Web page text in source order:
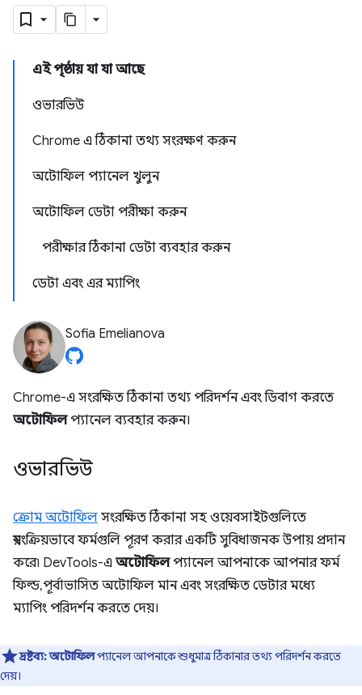
এই পৃষ্ঠায় যা যা আছে
ওভারভিউ
Chrome এ ঠিকানা তথ্য সংরক্ষণ করুন
অটোফিল প্যানেল খুলুন
অটোফিল ডেটা পরীক্ষা করুন
পরীক্ষার ঠিকানা ডেটা ব্যবহার করুন
ডেটা এবং এর ম্যাপিং
Sofia Emelianova
Chrome-এ সংরক্ষিত ঠিকানা তথ্য পরিদর্শন এবং ডিবাগ করতে
অটোফিলপ্যানেল ব্যবহার করুন।
ওভারভিউ
ক্রোম অটোফিল সংরক্ষিত ঠিকানা সহ ওয়েবসাইটগুলিতে
স্বয়ংক্রিয়ভাবে ফর্মগুলি পূরণ করার একটি সুবিধাজনক উপায় প্রদান
করে৷ DevTools-এ অটোফিলপ্যানেল আপনাকে আপনার ফর্ম
ফিল্ড, পূর্বাভাসিত অটোফিল মান এবং সংরক্ষিত ডেটার মধ্যে
ম্যাপিং পরিদর্শন করতে দেয়।
দ্রষ্টব্য:অটোফিলপ্যানেল আপনাকে শুধুমাত্র ঠিকানার তথ্য পরিদর্শন করতে
দেয়।